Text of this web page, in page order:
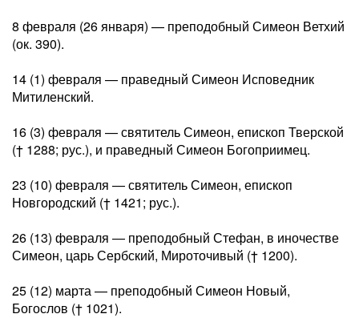
8 февраля (26 января) — преподобный Симеон Ветхий
(ок. 390).
14 (1) февраля — праведный Симеон Исповедник
Митиленский.
16 (3) февраля — святитель Симеон, епископ Тверской
(† 1288; рус.), и праведный Симеон Богоприимец.
23 (10) февраля — святитель Симеон, епископ
Новгородский († 1421; рус.).
26 (13) февраля — преподобный Стефан, в иночестве
Симеон, царь Сербский, Мироточивый († 1200).
25 (12) марта — преподобный Симеон Новый,
Богослов († 1021).